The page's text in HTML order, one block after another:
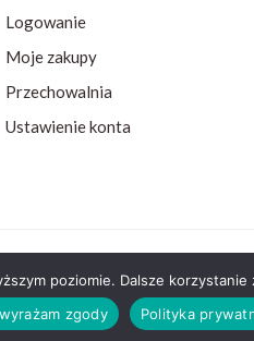
Logowanie
Moje zakupy
Przechowalnia
Ustawienie konta
poziomie. Dalsze
zgody Polityka